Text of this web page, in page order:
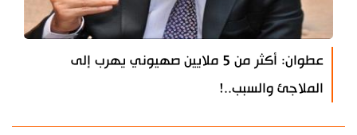
عطوان: أكثر من 5 ملايين صهيوني يهرب إلى
الملاجئ والسبب..!